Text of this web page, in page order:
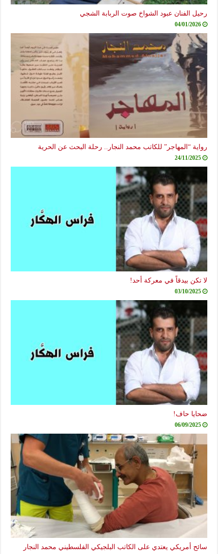
رحيل الفنان عبود الشواخ صوت الربابة الشجي
04/01/2026
رواية “المهاجر” للكاتب محمد النجار.. رحلة البحث عن الحرية
24/11/2025
لا تكن بيدقاً في معركة أحد!
03/10/2025
ضحايا حاف!
06/09/2025
سائح أمريكي يعتدي على الكاتب البلجيكي الفلسطيني محمد النجار